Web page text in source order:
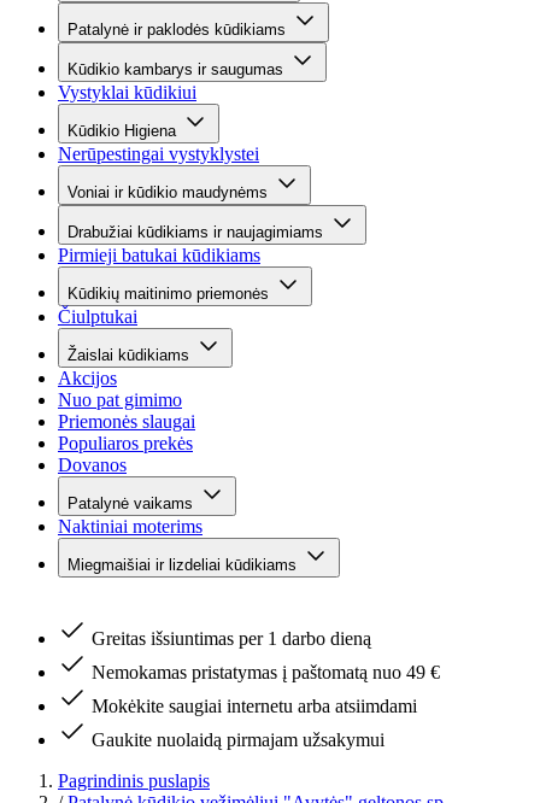
Patalynė ir paklodės kūdikiams
Kūdikio kambarys ir saugumas
Vystyklai kūdikiui
Kūdikio Higiena
Nerūpestingai vystyklystei
Voniai ir kūdikio maudynėms
Drabužiai kūdikiams ir naujagimiams
Pirmieji batukai kūdikiams
Kūdikių maitinimo priemonės
Čiulptukai
Žaislai kūdikiams
Akcijos
Nuo pat gimimo
Priemonės slaugai
Populiaros prekės
Dovanos
Patalynė vaikams
Naktiniai moterims
Miegmaišiai ir lizdeliai kūdikiams
Greitas išsiuntimas per 1 darbo dieną
Nemokamas pristatymas į paštomatą nuo 49 €
Mokėkite saugiai internetu arba atsiimdami
Gaukite nuolaidą pirmajam užsakymui
Pagrindinis puslapis